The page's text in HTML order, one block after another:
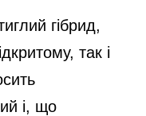
гібрид,
так і
і, що